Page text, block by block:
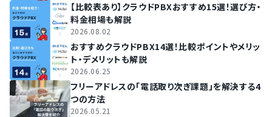
【比較表あり】クラウドPBXおすすめ15選！選び方・
料金相場も解説
2026.08.02
おすすめクラウドPBX14選！比較ポイントやメリッ
ト・デメリットも解説
2026.06.25
フリーアドレスの「電話取り次ぎ課題」を解決する4
つの方法
2026.05.21